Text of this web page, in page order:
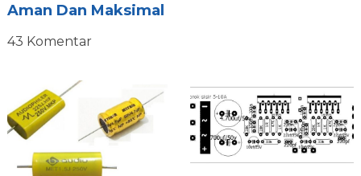
Aman Dan Maksimal
43 Komentar